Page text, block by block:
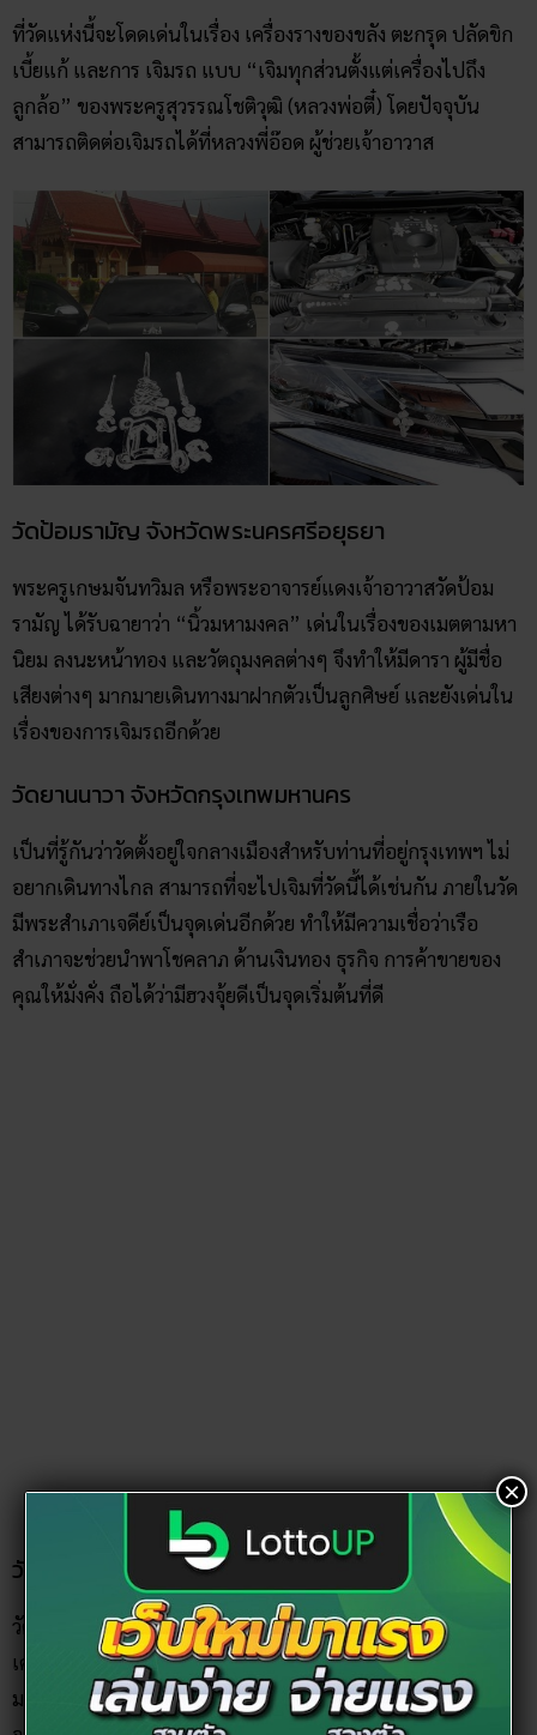
ที่วัดแห่งนี้จะโดดเด่นในเรื่อง เครื่องรางของขลัง ตะกรุด ปลัดขิก
เบี้ยแก้ และการ เจิมรถ แบบ “เจิมทุกส่วนตั้งแต่เครื่องไปถึง
ลูกล้อ” ของพระครูสุวรรณโชติวุฒิ (หลวงพ่อตี๋) โดยปัจจุบัน
สามารถติดต่อเจิมรถได้ที่หลวงพี่อ๊อด ผู้ช่วยเจ้าอาวาส
วัดป้อมรามัญ จังหวัดพระนครศรีอยุธยา
พระครูเกษมจันทวิมล หรือพระอาจารย์แดงเจ้าอาวาสวัดป้อม
รามัญ ได้รับฉายาว่า “นิ้วมหามงคล” เด่นในเรื่องของเมตตามหา
นิยม ลงนะหน้าทอง และวัตถุมงคลต่างๆ จึงทำให้มีดารา ผู้มีชื่อ
เสียงต่างๆ มากมายเดินทางมาฝากตัวเป็นลูกศิษย์ และยังเด่นใน
เรื่องของการเจิมรถอีกด้วย
วัดยานนาวา จังหวัดกรุงเทพมหานคร
เป็นที่รู้กันว่าวัดตั้งอยู่ใจกลางเมืองสำหรับท่านที่อยู่กรุงเทพฯ ไม่
อยากเดินทางไกล สามารถที่จะไปเจิมที่วัดนี้ได้เช่นกัน ภายในวัด
มีพระสำเภาเจดีย์เป็นจุดเด่นอีกด้วย ทำให้มีความเชื่อว่าเรือ
สำเภาจะช่วยนำพาโชคลาภ ด้านเงินทอง ธุรกิจ การค้าขายของ
คุณให้มั่งคั่ง ถือได้ว่ามีฮวงจุ้ยดีเป็นจุดเริ่มต้นที่ดี
วัดบางหญ้าแพรก จังหวัดสมุทสาคร
วัดแห่งนี้เป็นวัดที่โด่งดังในเรื่องของแคล้วคลาดปลอดภัย มี
เครื่องรางของขลังที่ขึ้นชื่อ คือ ตะกรุดผงว่านใบลาน ที่หลวงพ่อ
มาลัย อุทโย มอบให้ตี๋ใหญ่ และทำให้ตี๋ใหญ่รอดจากการจับกุม
×